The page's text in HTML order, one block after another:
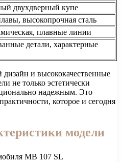
двухдверный купе
высокопрочная сталь
плавные линии
детали, характерные
и высококачественные
не только эстетически
надежным. Это
которое и сегодня
модели